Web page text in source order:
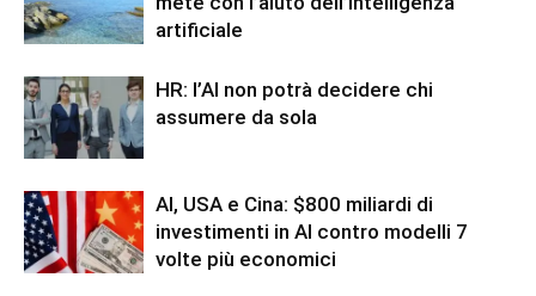
artificiale
HR: l’AI non potrà decidere chi
assumere da sola
AI, USA e Cina: $800 miliardi di
investimenti in AI contro modelli 7
volte più economici